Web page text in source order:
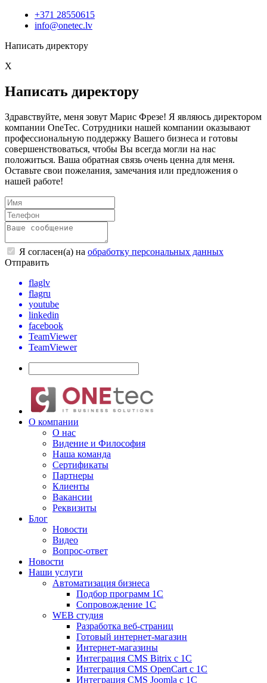
+371 28550615
info@onetec.lv
Написать директору
X
Написать директору
Здравствуйте, меня зовут Марис Фрезе! Я являюсь директором
компании OneTec. Сотрудники нашей компании оказывают
профессиональную поддержку Вашего бизнеса и готовы
совершенствоваться, чтобы Вы всегда могли на нас
положиться. Ваша обратная связь очень ценна для меня.
Оставьте свои пожелания, замечания или предложения о
нашей работе!
Я согласен(а) на обработку персональных данных
Отправить
flaglv
flagru
youtube
linkedin
facebook
TeamViewer
TeamViewer
О компании
О нас
Видение и Философия
Наша команда
Сертификаты
Партнеры
Клиенты
Вакансии
Реквизиты
Блог
Новости
Видео
Вопрос-ответ
Новости
Наши услуги
Автоматизация бизнеса
Подбор программ 1С
Сопровождение 1С
WEB студия
Разработка веб-страниц
Готовый интернет-магазин
Интернет-магазины
Интеграция CMS Bitrix с 1С
Интеграция CMS OpenCart с 1С
Интеграция CMS Joomla с 1С